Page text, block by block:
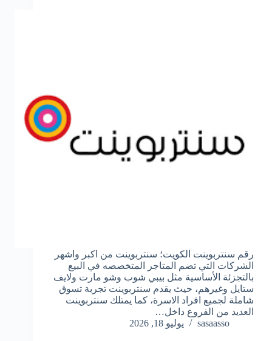
رقم سنتربوينت الكويت؛ سنتربوينت من اكبر واشهر
الشركات التي تضم المتاجر المتخصصه في البيع
بالتجزئة الأساسية مثل بيبي شوب وشو مارت ولايف
ستايل وغيرهم، حيث يقدم سنتربوينت تجربة تسوق
شاملة لجميع افراد الاسرة، كما يمتلك سنتربوينت
العديد من الفروع داخل…
sasaasso
يوليو 18, 2026